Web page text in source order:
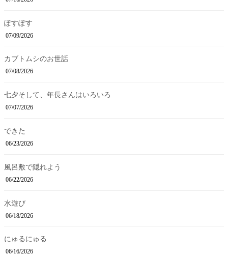
ぽすぽす
07/09/2026
カブトムシのお世話
07/08/2026
七夕そして、年長さんはいろいろ
07/07/2026
できた
06/23/2026
風呂敷で隠れよう
06/22/2026
水遊び
06/18/2026
にゅるにゅる
06/16/2026